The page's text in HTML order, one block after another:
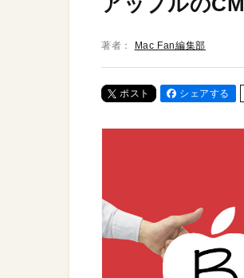
著者： Mac Fan編集部
ポスト シェアする